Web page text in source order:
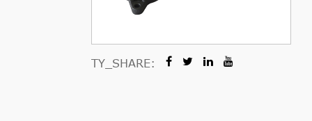
TY_SHARE: